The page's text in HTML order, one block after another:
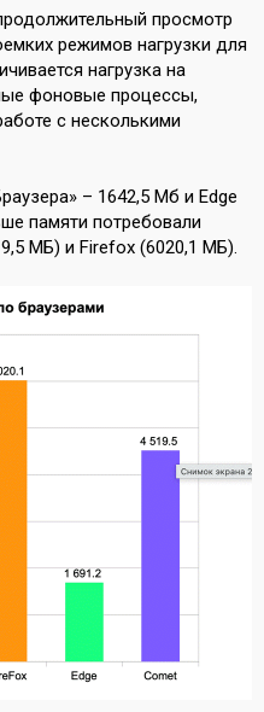
просмотр
режимов нагрузки для
нагрузка на
фоновые процессы,
с несколькими
– 1642,5 Мб и Edge
памяти потребовали
МБ) и Firefox (6020,1 МБ).